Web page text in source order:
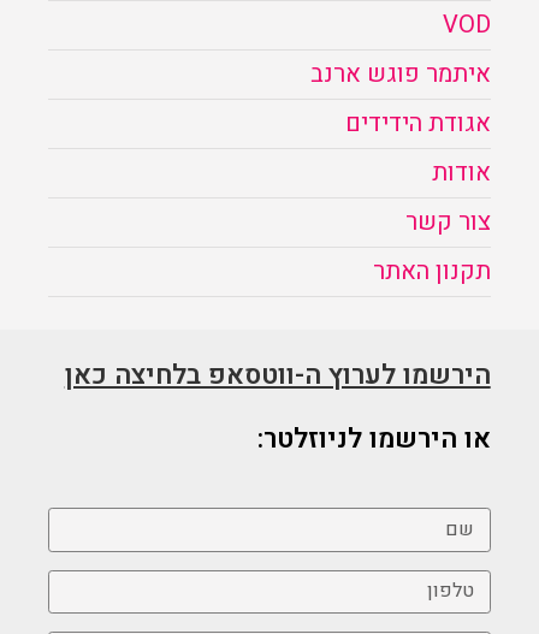
VOD
איתמר פוגש ארנב
אגודת הידידים
אודות
צור קשר
תקנון האתר
הירשמו לערוץ ה-ווטסאפ בלחיצה כאן
או הירשמו לניוזלטר: